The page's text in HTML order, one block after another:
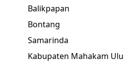
Balikpapan
Bontang
Samarinda
Kabupaten Mahakam Ulu